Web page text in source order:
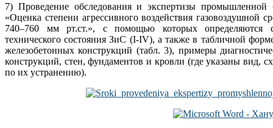
7) Проведение обследования и экспертизы
«Оценка степени агрессивного воздействия
740–760 мм рт.ст.», с помощью которых определяются
технического состояния ЗиС (I-IV), а также в табличной
железобетонных конструкций (табл. 3), примеры
конструкций, стен, фундаментов и кровли (где указаны вид,
по их устранению).